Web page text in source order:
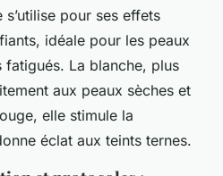
s’utilise pour ses effets
idéale pour les peaux
fatigués. La blanche, plus
aux peaux sèches et
elle stimule la
éclat aux teints ternes.